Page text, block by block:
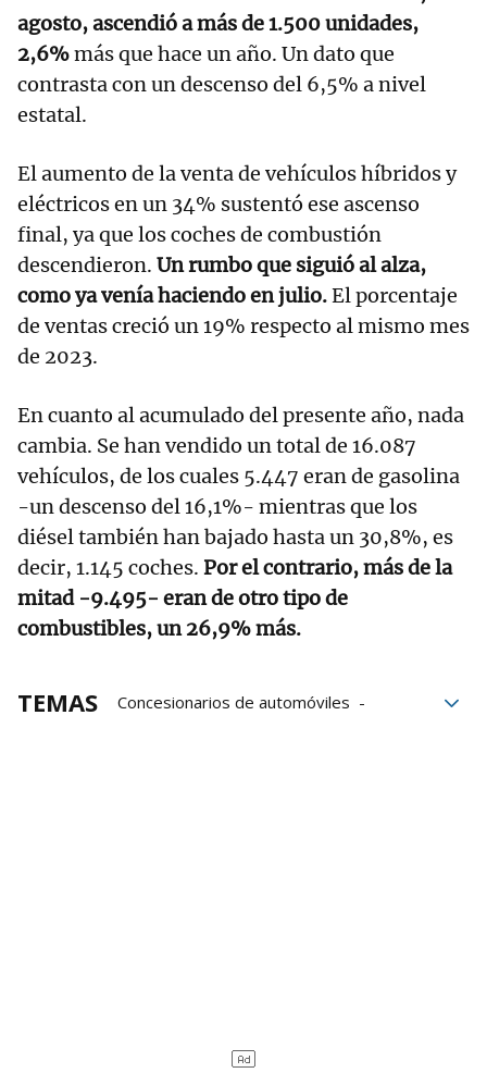
agosto, ascendió a más de 1.500 unidades,
2,6%más que hace un año. Un dato que
contrasta con un descenso del 6,5% a nivel
estatal.
El aumento de la venta de vehículos híbridos y
eléctricos en un 34% sustentó ese ascenso
final, ya que los coches de combustión
descendieron. Un rumbo que siguió al alza,
como ya venía haciendo en julio.El porcentaje
de ventas creció un 19% respecto al mismo mes
de 2023.
En cuanto al acumulado del presente año, nada
cambia. Se han vendido un total de 16.087
vehículos, de los cuales 5.447 eran de gasolina
-un descenso del 16,1%- mientras que los
diésel también han bajado hasta un 30,8%, es
decir, 1.145 coches. Por el contrario, más de la
mitad -9.495- eran de otro tipo de
combustibles, un 26,9% más.
TEMAS
Concesionarios de automóviles